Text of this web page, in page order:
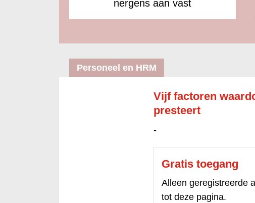
nergens aan vast
Personeel en HRM
Vijf factoren
presteert
-
Gratis toegang
Alleen geregistreerde
tot deze pagina.